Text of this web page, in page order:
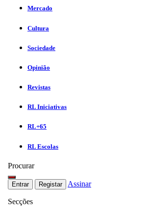
Mercado
Cultura
Sociedade
Opinião
Revistas
RL Iniciativas
RL+65
RL Escolas
Procurar
Entrar Registar Assinar
Secções